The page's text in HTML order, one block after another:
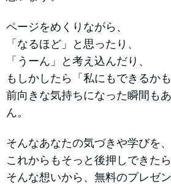
ページをめくりながら、
「なるほど」と思ったり、
「うーん」と考え込んだり、
もしかしたら「私にもできるか
前向きな気持ちになった瞬間も
ん。
そんなあなたの気づきや学びを、
これからもそっと後押しできた
そんな想いから、無料のプレゼ